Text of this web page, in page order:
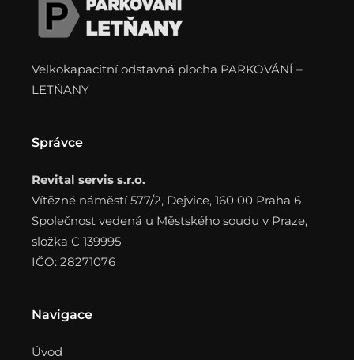
Velkokapacitní odstavná plocha PARKOVÁNÍ –
LETŇANY
Správce
Revital servis s.r.o.
Vítězné náměstí 577/2, Dejvice, 160 00 Praha 6
Společnost vedená u Městského soudu v Praze,
složka C 139995
IČO: 28271076
Navigace
Úvod